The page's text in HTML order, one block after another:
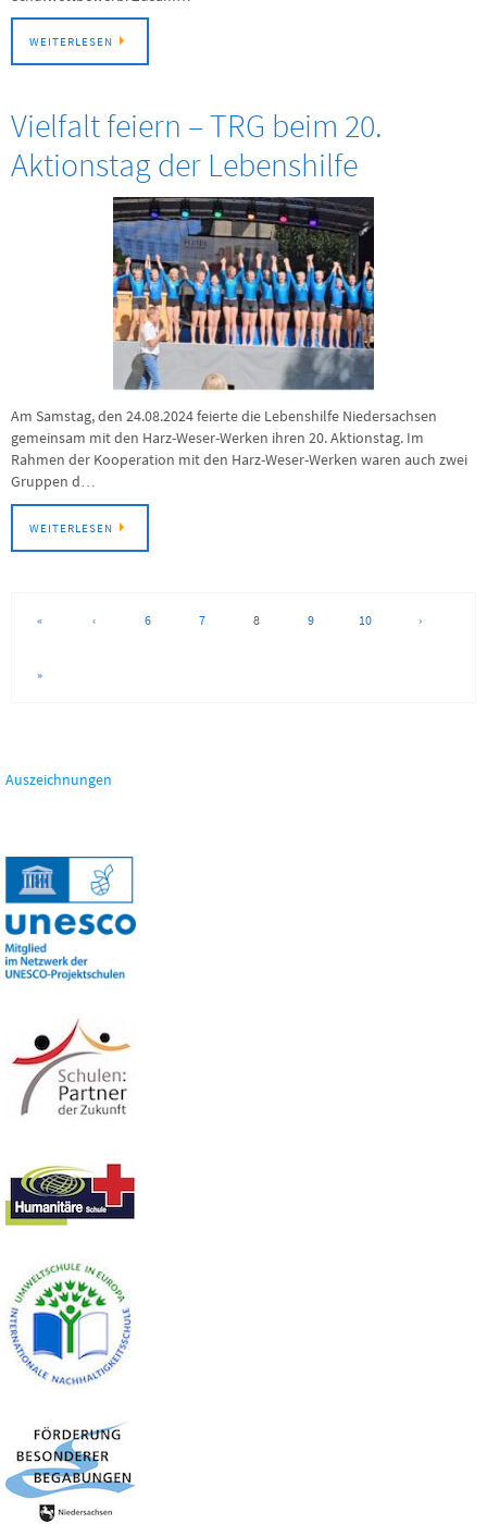
WEITERLESEN
Vielfalt feiern – TRG beim 20.
Aktionstag der Lebenshilfe
Am Samstag, den 24.08.2024 feierte die Lebenshilfe Niedersachsen
gemeinsam mit den Harz-Weser-Werken ihren 20. Aktionstag. Im
Rahmen der Kooperation mit den Harz-Weser-Werken waren auch zwei
Gruppen d…
WEITERLESEN
« ‹ 6 7 8 9 10 ›
»
Auszeichnungen